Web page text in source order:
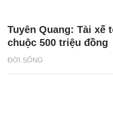
ĐỜI SỐNG
Tuyên Quang: Tài xế
chuộc 500 triệu đồng